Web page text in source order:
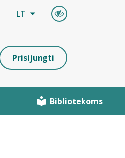
LT
Prisijungti
Bibliotekoms